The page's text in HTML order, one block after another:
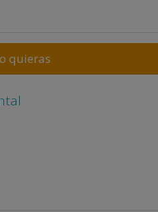
quieras